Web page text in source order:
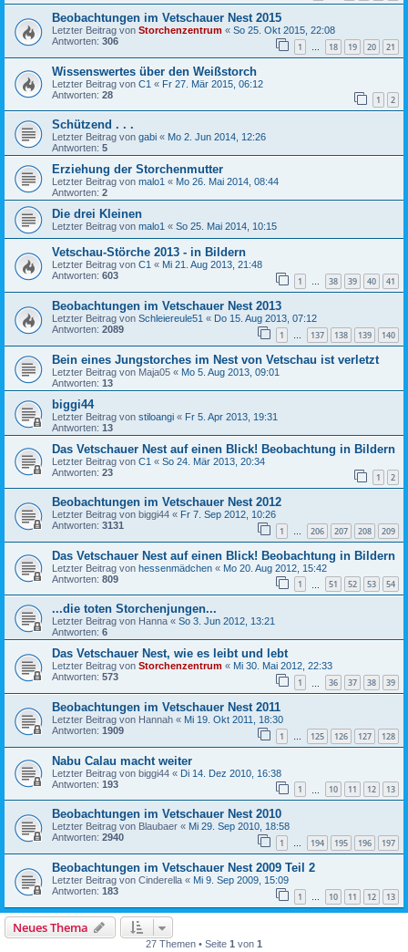
Beobachtungen im Vetschauer Nest 2015
Letzter Beitrag von Storchenzentrum « So 25. Okt 2015, 22:08
Antworten: 306 1 … 18 19 20 21
Wissenswertes über den Weißstorch
Letzter Beitrag von C1 « Fr 27. Mär 2015, 06:12
Antworten: 28 1 2
Schützend . . .
Letzter Beitrag von gabi « Mo 2. Jun 2014, 12:26
Antworten: 5
Erziehung der Storchenmutter
Letzter Beitrag von malo1 « Mo 26. Mai 2014, 08:44
Antworten: 2
Die drei Kleinen
Letzter Beitrag von malo1 « So 25. Mai 2014, 10:15
Vetschau-Störche 2013 - in Bildern
Letzter Beitrag von C1 « Mi 21. Aug 2013, 21:48
Antworten: 603 1 … 38 39 40 41
Beobachtungen im Vetschauer Nest 2013
Letzter Beitrag von Schleiereule51 « Do 15. Aug 2013, 07:12
Antworten: 2089 1 … 137 138 139 140
Bein eines Jungstorches im Nest von Vetschau ist verletzt
Letzter Beitrag von Maja05 « Mo 5. Aug 2013, 09:01
Antworten: 13
biggi44
Letzter Beitrag von stiloangi « Fr 5. Apr 2013, 19:31
Antworten: 13
Das Vetschauer Nest auf einen Blick! Beobachtung in Bildern
Letzter Beitrag von C1 « So 24. Mär 2013, 20:34
Antworten: 23 1 2
Beobachtungen im Vetschauer Nest 2012
Letzter Beitrag von biggi44 « Fr 7. Sep 2012, 10:26
Antworten: 3131 1 … 206 207 208 209
Das Vetschauer Nest auf einen Blick! Beobachtung in Bildern
Letzter Beitrag von hessenmädchen « Mo 20. Aug 2012, 15:42
Antworten: 809 1 51 52 53 54
...die toten Storchenjungen...
Letzter Beitrag von Hanna « So 3. Jun 2012, 13:21
Antworten: 6
Das Vetschauer Nest, wie es leibt und lebt
Letzter Beitrag von Storchenzentrum « Mi 30. Mai 2012, 22:33
Antworten: 573 1 36 37 38 39
Beobachtungen im Vetschauer Nest 2011
Letzter Beitrag von Hannah « Mi 19. Okt 2011, 18:30
Antworten: 1909 1 … 125 126 127 128
Nabu Calau macht weiter
Letzter Beitrag von biggi44 « Di 14. Dez 2010, 16:38
Antworten: 193 1 10 11 12 13
Beobachtungen im Vetschauer Nest 2010
Letzter Beitrag von Blaubaer « Mi 29. Sep 2010, 18:58
Antworten: 2940 1 … 194 195 196 197
Beobachtungen im Vetschauer Nest 2009 Teil 2
Letzter Beitrag von Cinderella « Mi 9. Sep 2009, 15:09
Antworten: 183 1 … 10 11 12 13
Neues Thema
27 Themen • Seite 1 von 1